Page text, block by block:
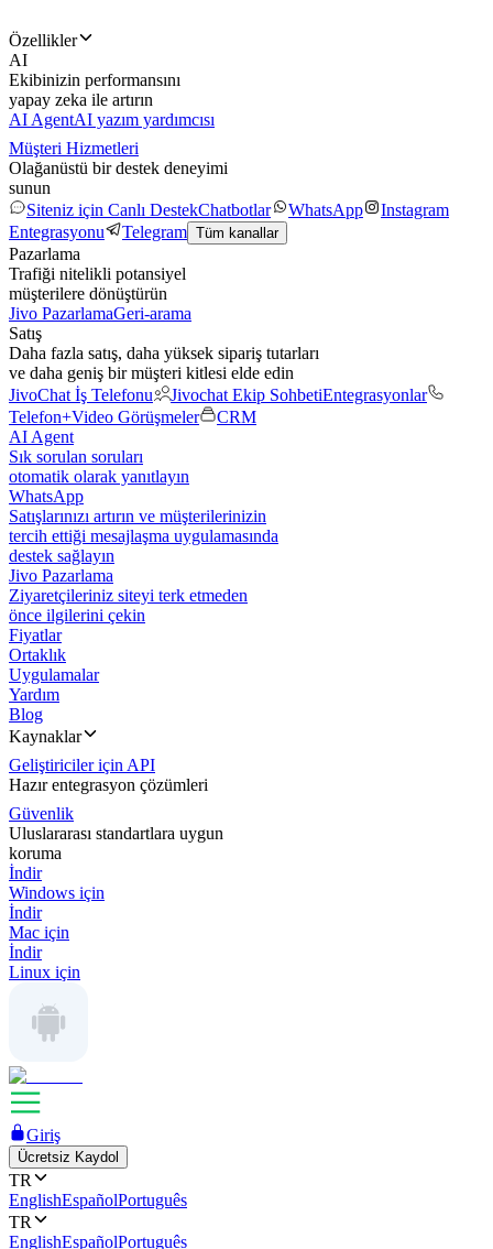
Özellikler
AI
Ekibinizin performansını
yapay zeka ile artırın
AI AgentAI yazım yardımcısı
Müşteri Hizmetleri
Olağanüstü bir destek deneyimi
sunun
Siteniz için Canlı DestekChatbotlar WhatsApp
Instagram
Entegrasyonu
Telegram Tüm kanallar
Pazarlama
Trafiği nitelikli potansiyel
müşterilere dönüştürün
Jivo PazarlamaGeri-arama
Satış
Daha fazla satış, daha yüksek sipariş tutarları
ve daha geniş bir müşteri kitlesi elde edin
JivoChat İş Telefonu
Jivochat Ekip SohbetiEntegrasyonlar
Telefon+Video Görüşmeler
CRM
AI Agent
Sık sorulan soruları
otomatik olarak yanıtlayın
WhatsApp
Satışlarınızı artırın ve müşterilerinizin
tercih ettiği mesajlaşma uygulamasında
destek sağlayın
Jivo Pazarlama
Ziyaretçileriniz siteyi terk etmeden
önce ilgilerini çekin
Fiyatlar
Ortaklık
Uygulamalar
Yardım
Blog
Kaynaklar
Geliştiriciler için API
Hazır entegrasyon çözümleri
Güvenlik
Uluslararası standartlara uygun
koruma
İndir
Windows için
İndir
Mac için
İndir
Linux için
Giriş
Ücretsiz Kaydol
TR
EnglishEspañolPortuguês
TR
EnglishEspañolPortuguês